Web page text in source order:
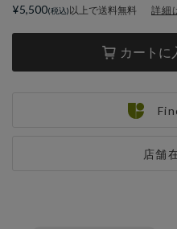
カートに
店舗
¥5,500 以上で送料無料 詳細